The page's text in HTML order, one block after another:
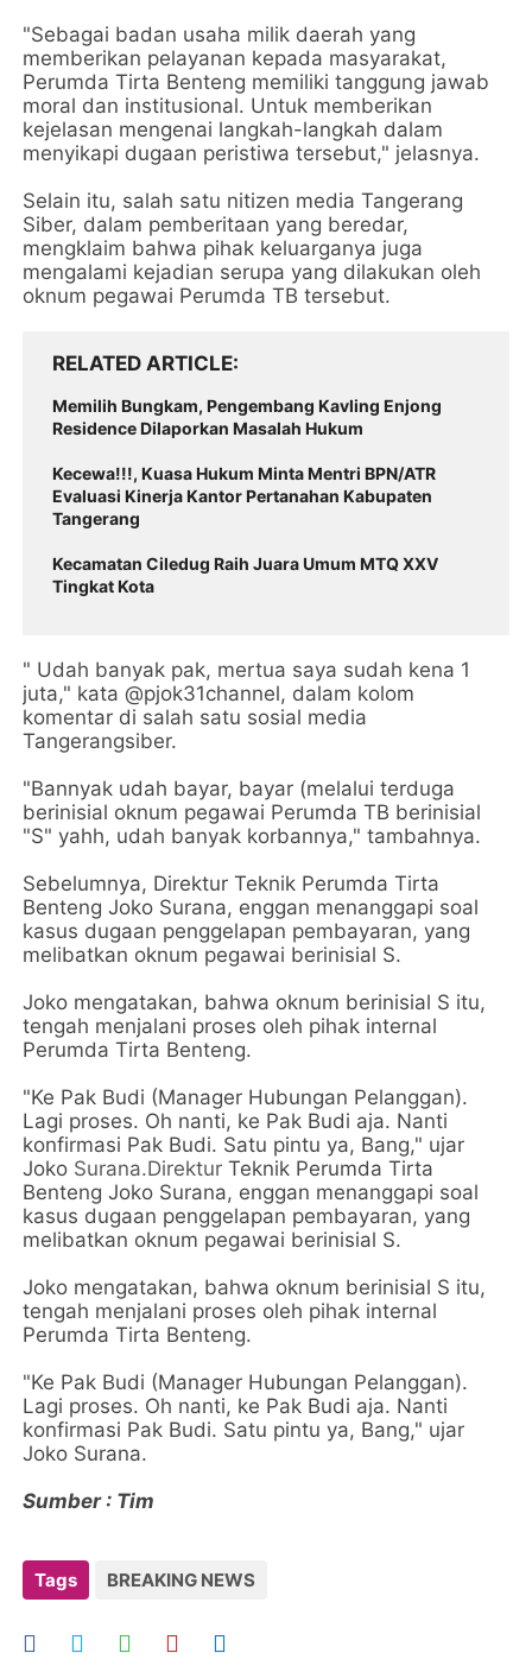
"Sebagai badan usaha milik daerah yang
memberikan pelayanan kepada masyarakat,
Perumda Tirta Benteng memiliki tanggung jawab
moral dan institusional. Untuk memberikan
kejelasan mengenai langkah-langkah dalam
menyikapi dugaan peristiwa tersebut," jelasnya.
Selain itu, salah satu nitizen media Tangerang
Siber, dalam pemberitaan yang beredar,
mengklaim bahwa pihak keluarganya juga
mengalami kejadian serupa yang dilakukan oleh
oknum pegawai Perumda TB tersebut.
RELATED ARTICLE
Memilih Bungkam, Pengembang Kavling Enjong
Residence Dilaporkan Masalah Hukum
Kecewa!!!, Kuasa Hukum Minta Mentri BPN/ATR
Evaluasi Kinerja Kantor Pertanahan Kabupaten
Tangerang
Kecamatan Ciledug Raih Juara Umum MTQ XXV
Tingkat Kota
" Udah banyak pak, mertua saya sudah kena 1
juta," kata @pjok31channel, dalam kolom
komentar di salah satu sosial media
Tangerangsiber.
"Bannyak udah bayar, bayar (melalui terduga
berinisial oknum pegawai Perumda TB berinisial
"S" yahh, udah banyak korbannya," tambahnya.
Sebelumnya, Direktur Teknik Perumda Tirta
Benteng Joko Surana, enggan menanggapi soal
kasus dugaan penggelapan pembayaran, yang
melibatkan oknum pegawai berinisial S.
Joko mengatakan, bahwa oknum berinisial S itu,
tengah menjalani proses oleh pihak internal
Perumda Tirta Benteng.
"Ke Pak Budi (Manager Hubungan Pelanggan).
Lagi proses. Oh nanti, ke Pak Budi aja. Nanti
konfirmasi Pak Budi. Satu pintu ya, Bang," ujar
Joko Surana.Direktur Teknik Perumda Tirta
Benteng Joko Surana, enggan menanggapi soal
kasus dugaan penggelapan pembayaran, yang
melibatkan oknum pegawai berinisial S.
Joko mengatakan, bahwa oknum berinisial S itu,
tengah menjalani proses oleh pihak internal
Perumda Tirta Benteng.
"Ke Pak Budi (Manager Hubungan Pelanggan).
Lagi proses. Oh nanti, ke Pak Budi aja. Nanti
konfirmasi Pak Budi. Satu pintu ya, Bang," ujar
Joko Surana.
Sumber : Tim
Tags BREAKING NEWS